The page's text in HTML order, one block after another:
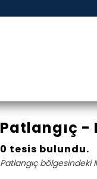
Patlangıç -
0 tesis bulundu.
Patlangıç bölgesindeki